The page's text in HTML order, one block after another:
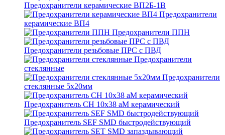
Предохранители керамические ВП2Б-1В
Предохранители
керамические ВП4
Предохранители ППН
Предохранители резьбовые ПРС с ПВД
Предохранители
стеклянные
Предохранители
стеклянные 5х20мм
Предохранитель CH 10x38 aM керамический
Предохранитель SEF SMD быстродействующий